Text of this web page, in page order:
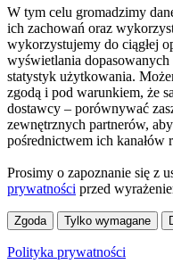
W tym celu gromadzimy
ich zachowań oraz
wykorzystujemy do ciągłej
wyświetlania
statystyk użytkowania.
zgodą i pod warunkiem, że
dostawcy – porównywać
zewnętrznych partnerów,
pośrednictwem ich kanałów
Prosimy o zapoznanie się z
prywatności przed
Zgoda Tylko wymagane
Polityka prywatności